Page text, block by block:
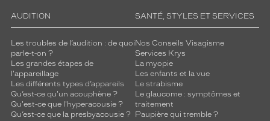
AUDITION
Les troubles de l’audition : de quoi
parle-t-on ?
Les grandes étapes de
l'appareillage
Les différents types d’appareils
Qu’est-ce qu'un acouphène ?
Qu'est-ce que l'hyperacousie ?
Qu’est-ce que la presbyacousie ?
SANTÉ, STYLES ET SERVICES
Nos Conseils Visagisme
Services Krys
La myopie
Les enfants et la vue
Le strabisme
Le glaucome : symptômes et
traitement
Paupière qui tremble ?